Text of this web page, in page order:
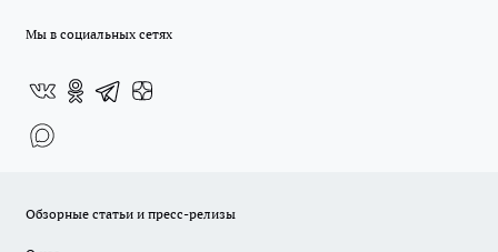
Мы в социальных сетях
Обзорные статьи и пресс-релизы